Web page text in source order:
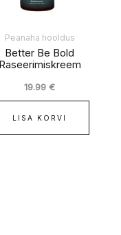
Peanaha hooldus
Better Be Bold
Raseerimiskreem
19.99€
LISA KORVI